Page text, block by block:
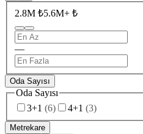
2.8M ₺5.6M+ ₺
—
Oda Sayısı
Oda Sayısı
3+1 (6) 4+1 (3)
Metrekare